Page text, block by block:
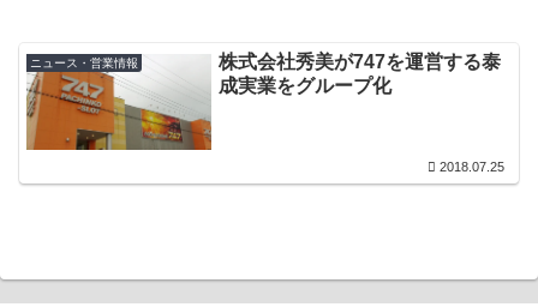
ニュース・営業情報
株式会社秀美が747を運営する泰
成実業をグループ化
2018.07.25